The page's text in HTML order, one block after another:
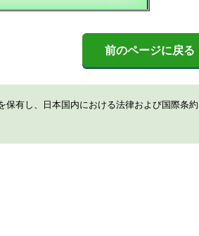
前のページに戻る
保有し、日本国内における法律および国際条